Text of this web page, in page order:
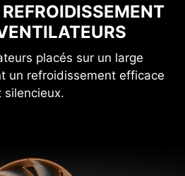
placés sur un large
un refroidissement efficace
silencieux.